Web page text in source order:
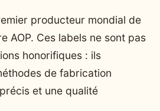
producteur mondial de
AOP. Ces labels ne sont pas
honorifiques : ils
de fabrication
et une qualité